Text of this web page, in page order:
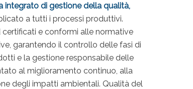
integrato di gestione della qualità,
a tutti i processi produttivi.
certificati e conformi alle normative
garantendo il controllo delle fasi di
e la gestione responsabile delle
al miglioramento continuo, alla
degli impatti ambientali. Qualità del